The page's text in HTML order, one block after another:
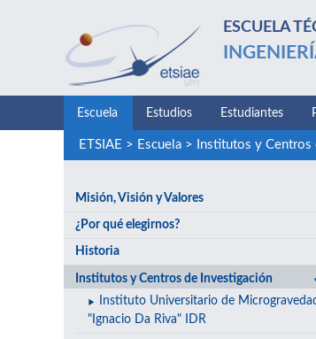
ESCUELA
Escuela Estudios Estudiantes
ETSIAE > Escuela> Institutos y
Misión, Visión y Valores
¿Por qué elegirnos?
Historia
Institutos y Centros de Investigación
Instituto Universitario de
"Ignacio Da Riva" IDR